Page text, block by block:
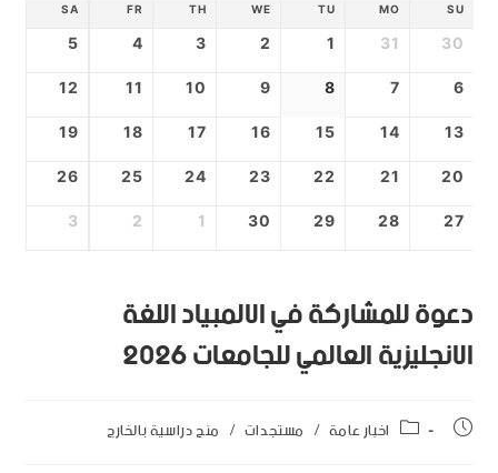
SU
MO
TU
WE
TH
FR
SA
30
31
1
2
3
4
5
6
7
8
9
10
11
12
13
14
15
16
17
18
19
20
21
22
23
24
25
26
27
28
29
30
1
2
3
دعوة للمشاركة في الالمبياد اللغة
الانجليزية العالمي للجامعات 2026
اخبار عامة / مستجدات / منح دراسية بالخارج